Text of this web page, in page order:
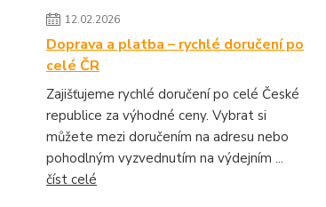
12.02.2026
Doprava a platba – rychlé doručení po
celé ČR
Zajišťujeme rychlé doručení po celé České
republice za výhodné ceny. Vybrat si
můžete mezi doručením na adresu nebo
pohodlným vyzvednutím na výdejním ...
číst celé